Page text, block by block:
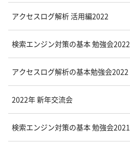
アクセスログ解析 活用編2022
検索エンジン対策の基本 勉強会2022
アクセスログ解析の基本勉強会2022
2022年 新年交流会
検索エンジン対策の基本 勉強会2021